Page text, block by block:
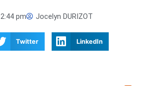
2:44 pm Jocelyn DURIZOT
Twitter LinkedIn